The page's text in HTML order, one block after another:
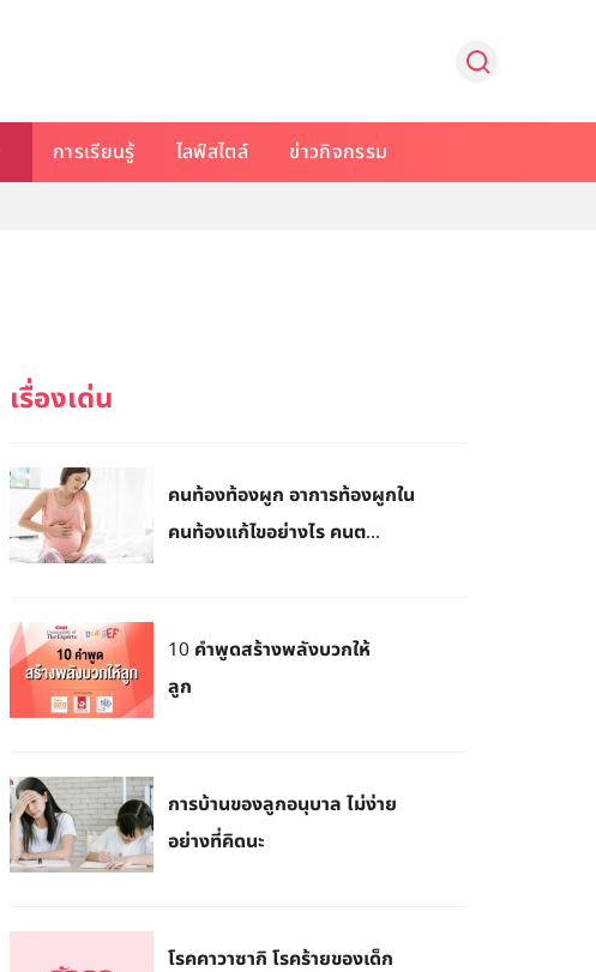
การเรียนรู้ ไลฟ์สไตล์ ข่าวกิจกรรม
คนท้องท้องผูก อาการท้องผูกใน
คนท้องแก้ไขอย่างไร คนต...
10 คำพูดสร้างพลังบวกให้
ลูก
การบ้านของลูกอนุบาล ไม่ง่าย
อย่างที่คิดนะ
โรคคาวาซากิ โรคร้ายของเด็ก